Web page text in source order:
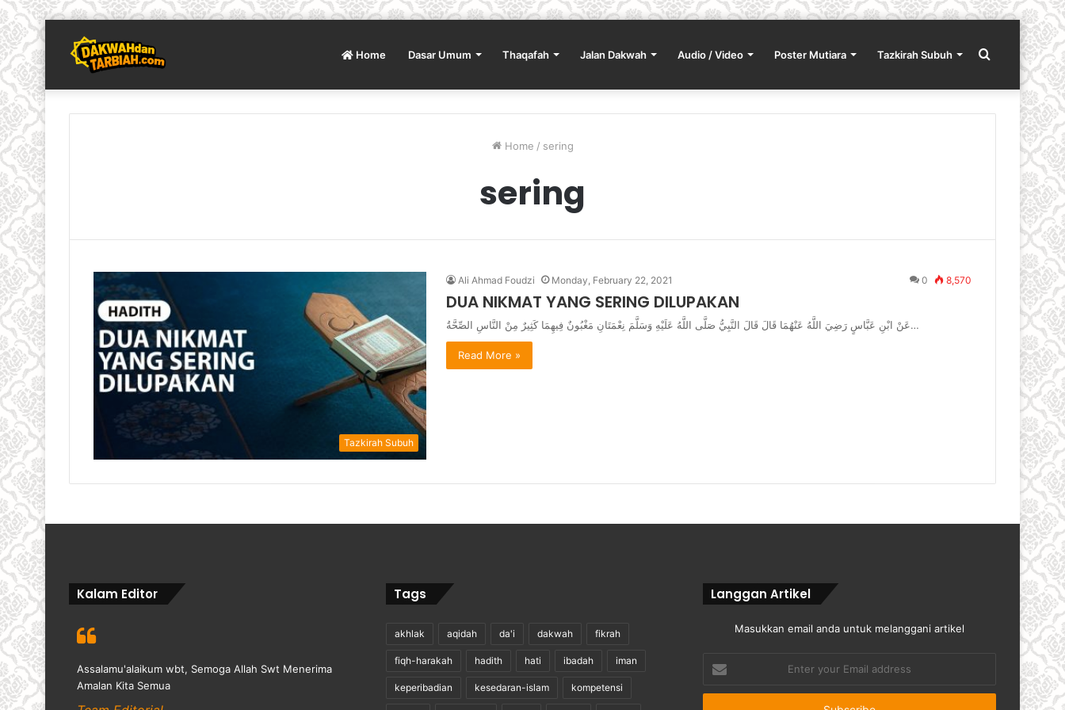
Home Dasar Umum Thaqafah Jalan Dakwah Audio / Video Poster Mutiara Tazkirah Subuh Search
Home / sering
sering
Tazkirah Subuh
Ali Ahmad Foudzi Monday, February 22, 2021 0 8,570
DUA NIKMAT YANG SERING DILUPAKAN
عَنْ ابْنِ عَبَّاسٍ رَضِيَ اللَّهُ عَنْهُمَا قَالَ قَالَ النَّبِيُّ صَلَّى اللَّهُ عَلَيْهِ وَسَلَّمَ نِعْمَتَانِ مَغْبُونٌ فِيهِمَا كَثِيرٌ مِنْ النَّاسِ الصِّحَّةُ…
Read More »
Kalam Editor
Assalamu'alaikum wbt, Semoga Allah Swt Menerima
Amalan Kita Semua
Tags
akhlak aqidah da'i dakwah fikrah
fiqh-harakah hadith hati ibadah iman
keperibadian kesedaran-islam kompetensi
Langgan Artikel
Masukkan email anda untuk melanggani artikel
your
Email